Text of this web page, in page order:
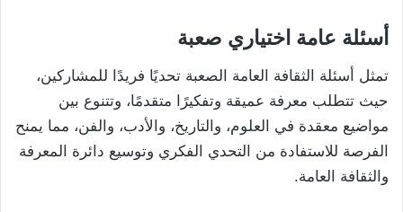
أسئلة عامة اختياري صعبة
تمثل أسئلة الثقافة العامة الصعبة تحديًا فريدًا للمشاركين،
حيث تتطلب معرفة عميقة وتفكيرًا متقدمًا، وتتنوع بين
مواضيع معقدة في العلوم، والتاريخ، والأدب، والفن، مما يمنح
الفرصة للاستفادة من التحدي الفكري وتوسيع دائرة المعرفة
والثقافة العامة.